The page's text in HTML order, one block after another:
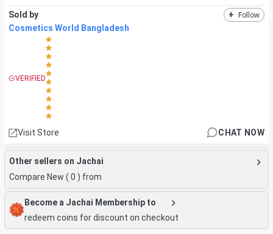
Sold by + Follow
Cosmetics World Bangladesh
VERIFIED
Visit Store CHAT NOW
Other sellers on Jachai
Compare New (0 ) from
Become a Jachai Membership to
redeem coins for discount on checkout